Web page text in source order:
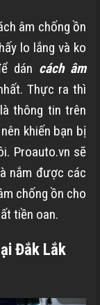
âm chống ồn
lo lắng và ko
dán cách âm
Thực ra thì
thông tin trên
khiến bạn bị
Proauto.vn sẽ
nắm được các
chống ồn cho
tiền oan.
Đắk Lắk